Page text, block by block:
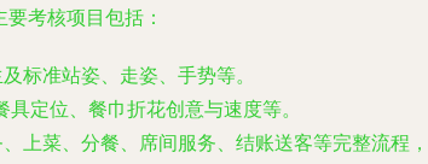
考核项目包括：
标准站姿、走姿、手势等。
定位、餐巾折花创意与速度等。
上菜、分餐、席间服务、结账送客等完整流程